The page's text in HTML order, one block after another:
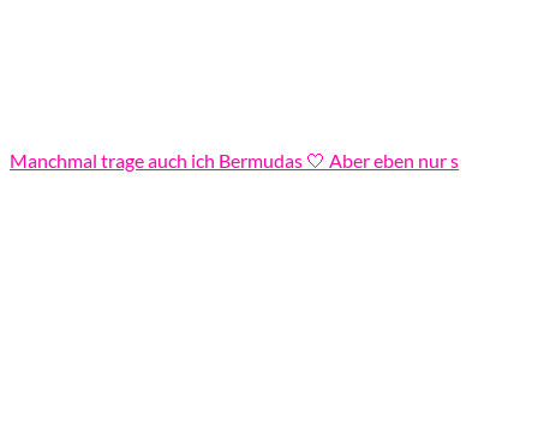
Manchmal trage auch ich Bermudas 🤍 Aber eben nur s